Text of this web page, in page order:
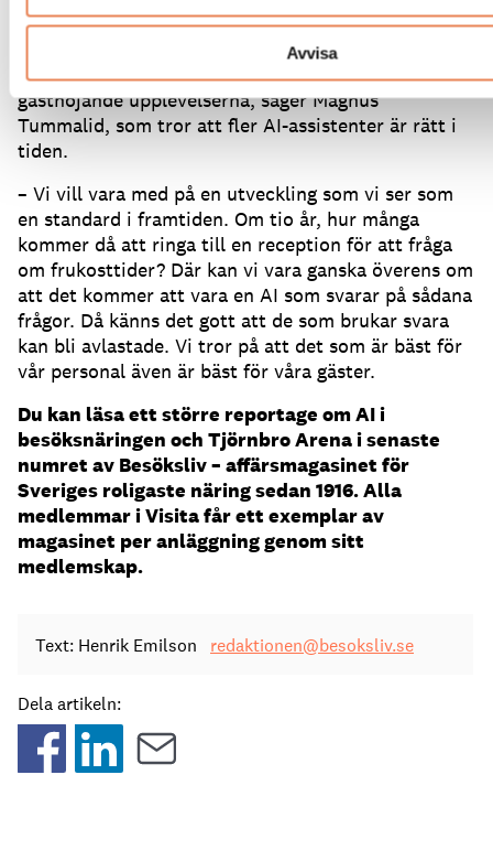
Avvisa
– Hon är en god kollega som kan göra mycket ”dirty
work” medan de kan fokusera på de viktiga
gästhöjande upplevelserna, säger Magnus
Tummalid, som tror att fler AI-assistenter är rätt i
tiden.
– Vi vill vara med på en utveckling som vi ser som
en standard i framtiden. Om tio år, hur många
kommer då att ringa till en reception för att fråga
om frukosttider? Där kan vi vara ganska överens om
att det kommer att vara en AI som svarar på sådana
frågor. Då känns det gott att de som brukar svara
kan bli avlastade. Vi tror på att det som är bäst för
vår personal även är bäst för våra gäster.
Du kan läsa ett större reportage om AI i
besöksnäringen och Tjörnbro Arena i senaste
numret av Besöksliv – affärsmagasinet för
Sveriges roligaste näring sedan 1916. Alla
medlemmar i Visita får ett exemplar av
magasinet per anläggning genom sitt
medlemskap.
Text: Henrik Emilson redaktionen@besoksliv.se
Dela artikeln: